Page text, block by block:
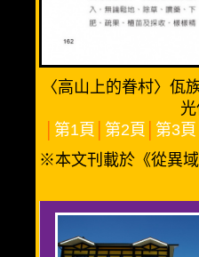
〈高山上的眷村〉
第1頁 第2頁 第3頁
※本文刊載於《從異